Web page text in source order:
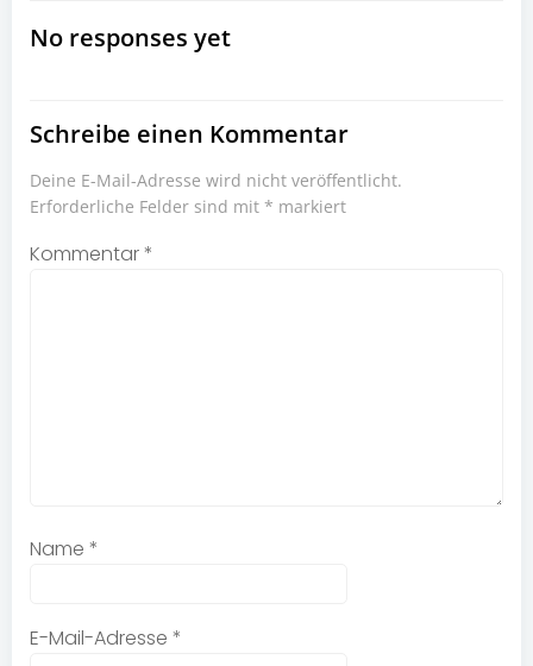
navigation
No responses yet
Schreibe einen Kommentar
Deine E-Mail-Adresse wird nicht veröffentlicht.
Erforderliche Felder sind mit * markiert
Kommentar*
Name *
E-Mail-Adresse *